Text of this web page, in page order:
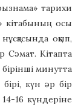
тарихи
кітабының осы
оқып,
Сәмат. Кітапта
минутта
күн әр бір
16 күндеріне